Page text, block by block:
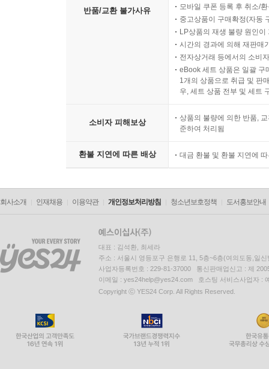
반품/교환 불가사유
모바일 쿠폰 등록 후 취소/
중고상품이 구매확정(자동
LP상품의 재생 불량 원인
시간의 경과에 의해 재판매
전자상거래 등에서의 소비
eBook 세트 상품은 일괄 구
1개의 상품으로 취급 및 판
우, 세트 상품 전부 및 세트
소비자 피해보상
상품의 불량에 의한 반품,
준하여 처리됨
환불 지연에 따른 배상 대금 환불 및 환불 지연에
회사소개 인재채용 이용약관 개인정보처리방침 청소년보호정책 도서홍보안내
대표 : 김석환, 최세라
주소 : 서울시 영등포구 은행로 11, 5층~6층(여의도동,일신
사업자등록번호 : 229-81-37000 통신판매업신고 : 제
이메일 : yes24help@yes24.com 호스팅 서비스사업자 :
Copyright ⓒ YES24 Corp. All Rights Reserved.